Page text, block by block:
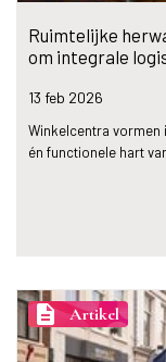
Ruimtelijke
om integrale
13 feb 2026
Winkelcentra vormen
én functionele hart
description Artikel